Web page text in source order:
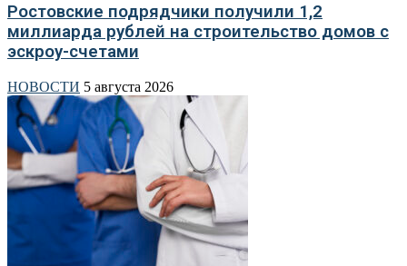
Ростовские подрядчики получили 1,2
миллиарда рублей на строительство домов с
эскроу-счетами
НОВОСТИ 5 августа 2026